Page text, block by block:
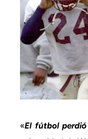
«El fútbol